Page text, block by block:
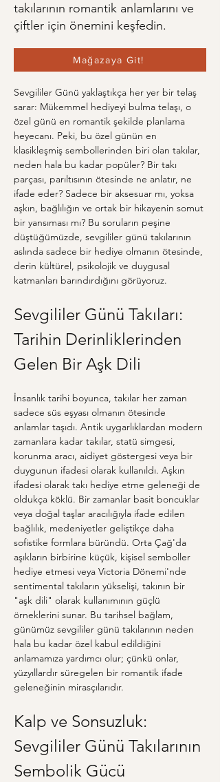
takılarının romantik anlamlarını ve
çiftler için önemini keşfedin.
Mağazaya Git!
Sevgililer Günü yaklaştıkça her yer bir telaş
sarar: Mükemmel hediyeyi bulma telaşı, o
özel günü en romantik şekilde planlama
heyecanı. Peki, bu özel günün en
klasikleşmiş sembollerinden biri olan takılar,
neden hala bu kadar popüler? Bir takı
parçası, parıltısının ötesinde ne anlatır, ne
ifade eder? Sadece bir aksesuar mı, yoksa
aşkın, bağlılığın ve ortak bir hikayenin somut
bir yansıması mı? Bu soruların peşine
düştüğümüzde, sevgililer günü takılarının
aslında sadece bir hediye olmanın ötesinde,
derin kültürel, psikolojik ve duygusal
katmanları barındırdığını görüyoruz.
Sevgililer Günü Takıları:
Tarihin Derinliklerinden
Gelen Bir Aşk Dili
İnsanlık tarihi boyunca, takılar her zaman
sadece süs eşyası olmanın ötesinde
anlamlar taşıdı. Antik uygarlıklardan modern
zamanlara kadar takılar, statü simgesi,
korunma aracı, aidiyet göstergesi veya bir
duygunun ifadesi olarak kullanıldı. Aşkın
ifadesi olarak takı hediye etme geleneği de
oldukça köklü. Bir zamanlar basit boncuklar
veya doğal taşlar aracılığıyla ifade edilen
bağlılık, medeniyetler geliştikçe daha
sofistike formlara büründü. Orta Çağ'da
aşıkların birbirine küçük, kişisel semboller
hediye etmesi veya Victoria Dönemi'nde
sentimental takıların yükselişi, takının bir
"aşk dili" olarak kullanımının güçlü
örneklerini sunar. Bu tarihsel bağlam,
günümüz sevgililer günü takılarının neden
hala bu kadar özel kabul edildiğini
anlamamıza yardımcı olur; çünkü onlar,
yüzyıllardır süregelen bir romantik ifade
geleneğinin mirasçılarıdır.
Kalp ve Sonsuzluk:
Sevgililer Günü Takılarının
Sembolik Gücü